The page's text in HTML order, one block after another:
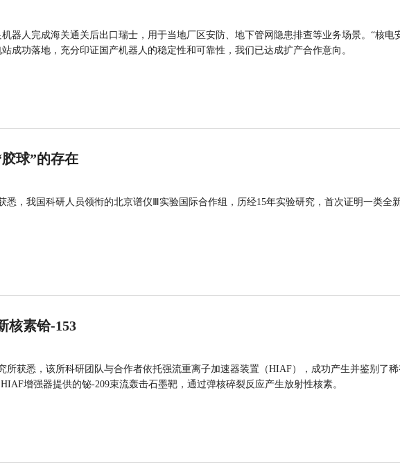
器人完成海关通关后出口瑞士，用于当地厂区安防、地下管网隐患排查等业务场景。“核电
成功落地，充分印证国产机器人的稳定性和可靠性，我们已达成扩产合作意向。
球”的存在
悉，我国科研人员领衔的北京谱仪Ⅲ实验国际合作组，历经15年实验研究，首次证明一类全
核素铪-153
所获悉，该所科研团队与合作者依托强流重离子加速器装置（HIAF），成功产生并鉴别了
增强器提供的铋-209束流轰击石墨靶，通过弹核碎裂反应产生放射性核素。